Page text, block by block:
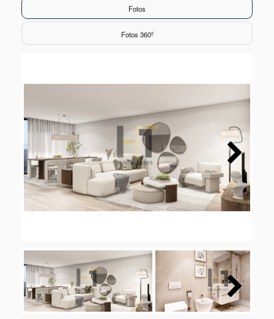
Fotos
Fotos 360º
Next
Next